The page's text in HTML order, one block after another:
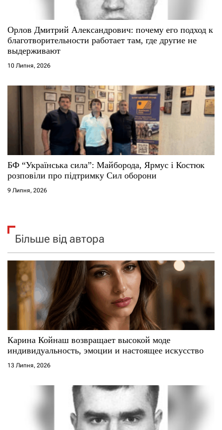
Орлов Дмитрий Александрович: почему его подход к
благотворительности работает там, где другие не
выдерживают
10 Липня, 2026
БФ “Українська сила”: Майборода, Ярмус і Костюк
розповіли про підтримку Сил оборони
9 Липня, 2026
Більше від автора
Карина Койнаш возвращает высокой моде
индивидуальность, эмоции и настоящее искусство
13 Липня, 2026